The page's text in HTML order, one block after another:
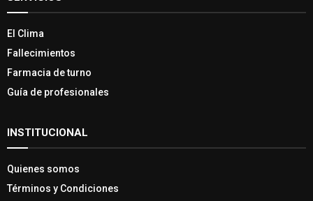
El Clima
Fallecimientos
Farmacia de turno
Guía de profesionales
INSTITUCIONAL
Quienes somos
Términos y Condiciones